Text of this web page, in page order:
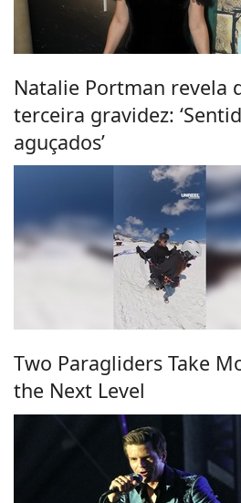
Natalie Portman revela
terceira gravidez:
aguçados’
Two Paragliders Take
the Next Level